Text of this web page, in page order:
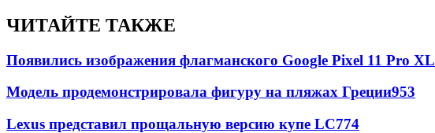
ЧИТАЙТЕ ТАКЖЕ
Появились изображения флагманского Google Pixel 11 Pro XL
Модель продемонстрировала фигуру на пляжах Греции953
Lexus представил прощальную версию купе LC774